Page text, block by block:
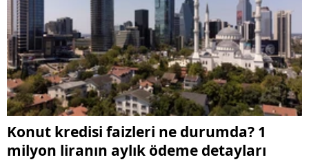
Konut kredisi faizleri ne durumda? 1
milyon liranın aylık ödeme detayları